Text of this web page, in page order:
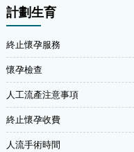
計劃生育
終止懷孕服務
懷孕檢查
人工流產注意事項
終止懷孕收費
人流手術時間